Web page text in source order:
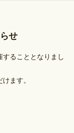
せ
ることとなりまし
ます。